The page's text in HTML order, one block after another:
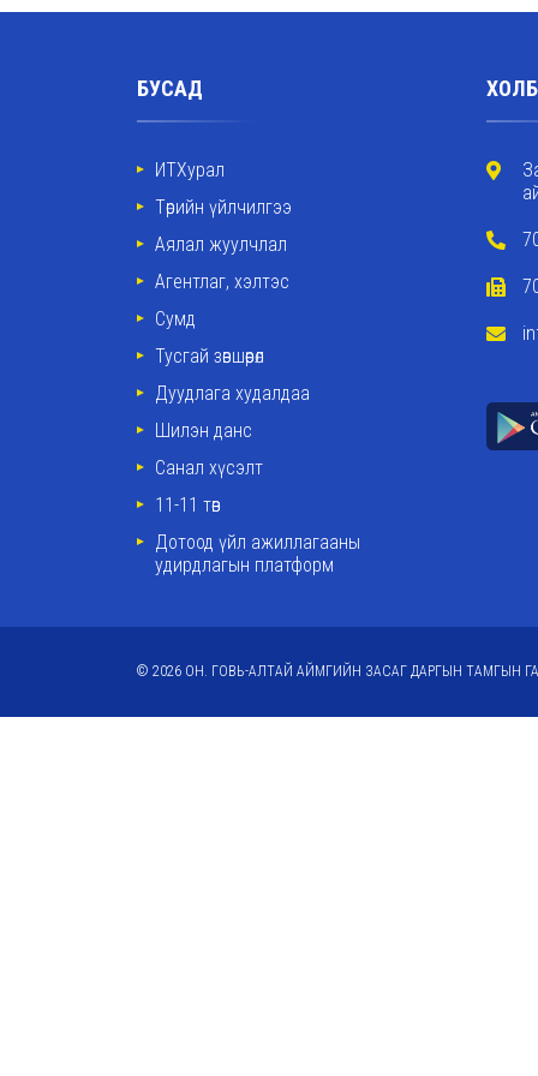
БУСАД
ИТХурал
Төрийн үйлчилгээ
Аялал жуулчлал
Агентлаг, хэлтэс
Сумд
Тусгай зөвшөөрөл
Дуудлага худалдаа
Шилэн данс
Санал хүсэлт
11-11 төв
Дотоод үйл ажиллагааны
удирдлагын платформ
© 2026 ОН. ГОВЬ-АЛТАЙ АЙМГИЙН ЗАСАГ ДАРГЫН ТАМГЫН